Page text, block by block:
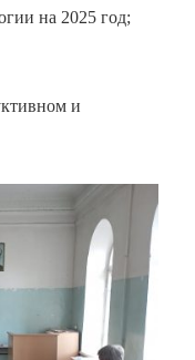
на 2025 год;
и